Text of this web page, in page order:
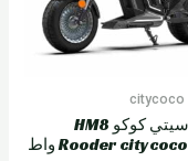
مفرمة سيتي كوكو HM8
Rooder citycoco 3000 واط